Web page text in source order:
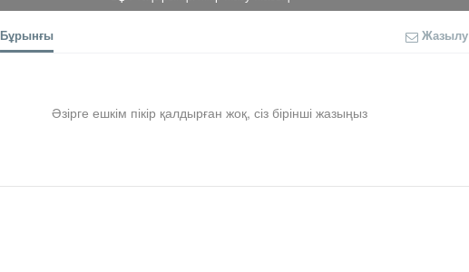
Бұрынғы Жазылу
Әзірге ешкім пікір қалдырған жоқ, сіз бірінші жазыңыз